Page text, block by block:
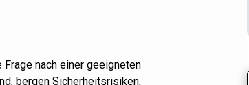
nach einer geeigneten
bergen Sicherheitsrisiken,